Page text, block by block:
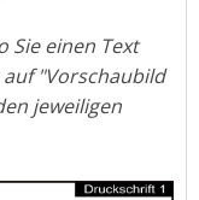
Sie einen Text
"Vorschaubild
jeweiligen